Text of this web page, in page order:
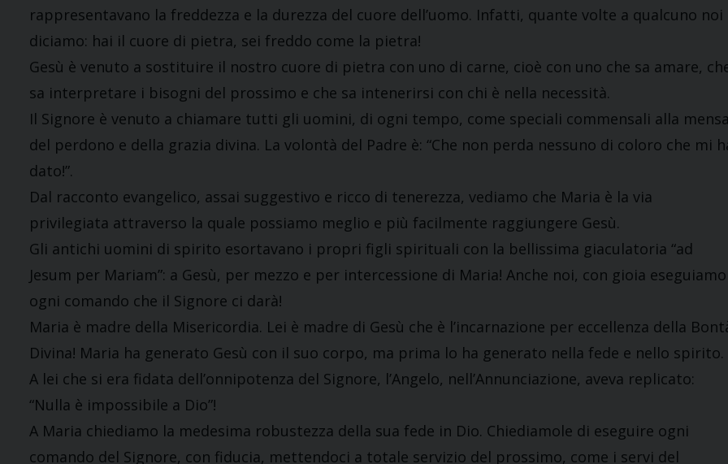
rappresentavano la freddezza e la durezza del cuore dell’uomo. Infatti, quante volte a qualcuno noi
diciamo: hai il cuore di pietra, sei freddo come la pietra!
Gesù è venuto a sostituire il nostro cuore di pietra con uno di carne, cioè con uno che sa amare,
sa interpretare i bisogni del prossimo e che sa intenerirsi con chi è nella necessità.
Il Signore è venuto a chiamare tutti gli uomini, di ogni tempo, come speciali commensali alla
del perdono e della grazia divina. La volontà del Padre è: “Che non perda nessuno di coloro che mi
dato!”.
Dal racconto evangelico, assai suggestivo e ricco di tenerezza, vediamo che Maria è la via
privilegiata attraverso la quale possiamo meglio e più facilmente raggiungere Gesù.
Gli antichi uomini di spirito esortavano i propri figli spirituali con la bellissima giaculatoria “ad
Jesum per Mariam”: a Gesù, per mezzo e per intercessione di Maria! Anche noi, con gioia eseguiamo
ogni comando che il Signore ci darà!
Maria è madre della Misericordia. Lei è madre di Gesù che è l’incarnazione per eccellenza della
Divina! Maria ha generato Gesù con il suo corpo, ma prima lo ha generato nella fede e nello spirito.
A lei che si era fidata dell’onnipotenza del Signore, l’Angelo, nell’Annunciazione, aveva replicato:
“Nulla è impossibile a Dio”!
A Maria chiediamo la medesima robustezza della sua fede in Dio. Chiediamole di eseguire ogni
comando del Signore, con fiducia, mettendoci a totale servizio del prossimo, come i servi del